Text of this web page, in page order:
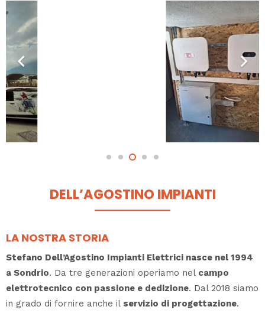
DELL’AGOSTINO IMPIANTI
LA NOSTRA STORIA
Stefano Dell’Agostino Impianti Elettrici nasce nel 1994
a Sondrio. Da tre generazioni operiamo nel campo
elettrotecnico con passione e dedizione. Dal 2018 siamo
in grado di fornire anche il servizio di progettazione.